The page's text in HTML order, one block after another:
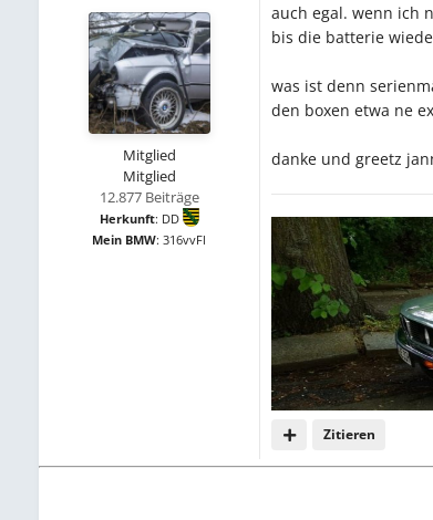
Mitglied
Mitglied
12.877 Beiträge
Herkunft: DD
Mein BMW: 316vvFl
auch egal. wenn ich
bis die batterie
was ist denn
den boxen etwa ne
danke und greetz
Zitieren